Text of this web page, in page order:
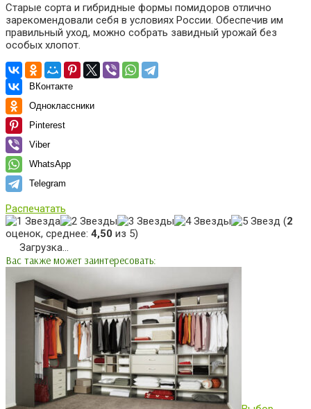
Старые сорта и гибридные формы помидоров отлично
зарекомендовали себя в условиях России. Обеспечив им
правильный уход, можно собрать завидный урожай без
особых хлопот.
ВКонтакте
Одноклассники
Pinterest
Viber
WhatsApp
Telegram
Распечатать
(2
оценок, среднее: 4,50 из 5)
Загрузка...
Вас также может заинтересовать: